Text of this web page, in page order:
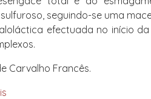
seguindo-se uma
efectuada no início
Carvalho Francês.